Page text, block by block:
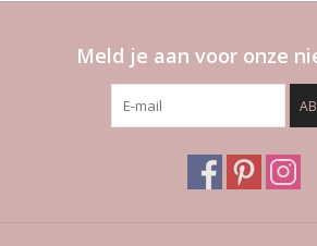
Meld je aan voor onze